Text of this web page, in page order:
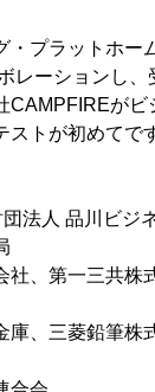
・プラットホー
レーションし
CAMPFIREがビ
ストが初めてで
法人 品川ビジ
、第一三共株
三菱鉛筆株式